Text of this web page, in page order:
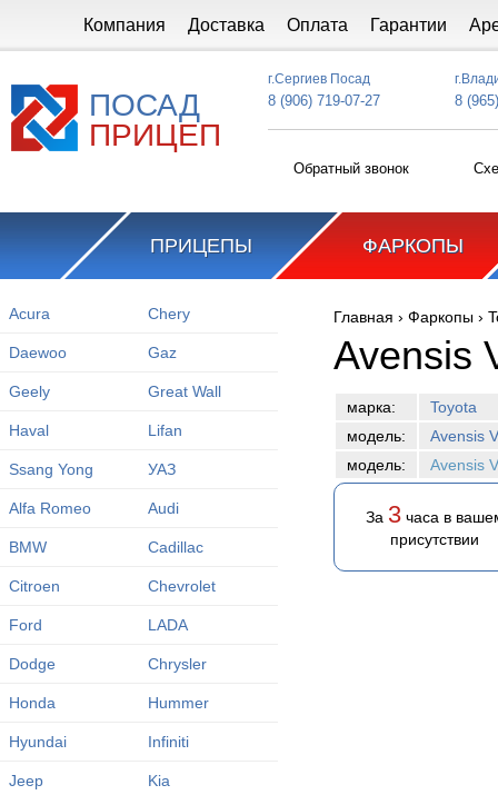
Компания Доставка Оплата Гарантии
ПОСАД
ПРИЦЕП
г.Сергиев Посад
8 (906) 719-07-27 8
Обратный звонок
ПРИЦЕПЫ ФАРКОПЫ
Acura Chery
Daewoo Gaz
Geely Great Wall
Haval Lifan
Ssang Yong УАЗ
Alfa Romeo Audi
BMW Cadillac
Citroen Chevrolet
Ford LADA
Dodge Chrysler
Honda Hummer
Hyundai Infiniti
Jeep Kia
Вы здесь
Главная › Фаркопы ›
Avensis
марка:
Toyota
модель:
Avensis
модель:
Avensis
За 3часа в
присутствии